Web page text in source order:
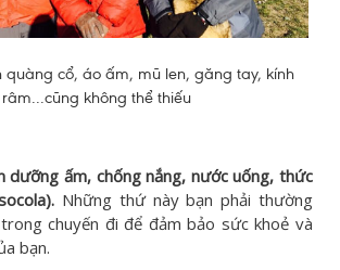
quàng cổ, áo ấm, mũ len, găng tay, kính
râm...cũng không thể thiếu
dưỡng ấm, chống nắng, nước uống, thức
Những thứ này bạn phải thường
chuyến đi để đảm bảo sức khoẻ và
bạn.